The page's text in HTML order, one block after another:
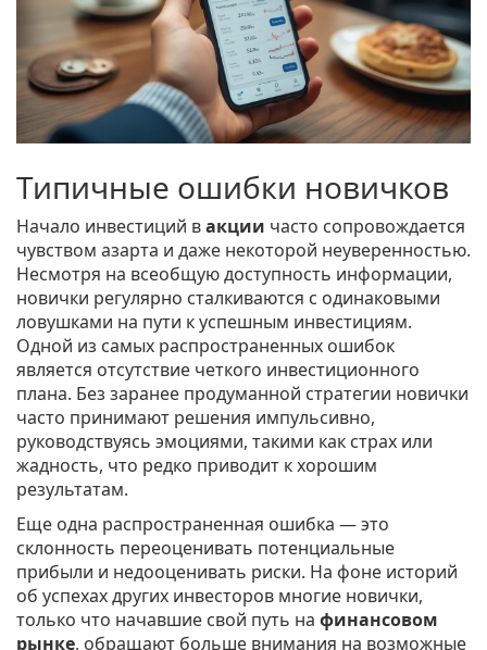
Типичные ошибки новичков
Начало инвестиций вакции часто сопровождается
чувством азарта и даже некоторой неуверенностью.
Несмотря на всеобщую доступность информации,
новички регулярно сталкиваются с одинаковыми
ловушками на пути к успешным инвестициям.
Одной из самых распространенных ошибок
является отсутствие четкого инвестиционного
плана. Без заранее продуманной стратегии новички
часто принимают решения импульсивно,
руководствуясь эмоциями, такими как страх или
жадность, что редко приводит к хорошим
результатам.
Еще одна распространенная ошибка — это
склонность переоценивать потенциальные
прибыли и недооценивать риски. На фоне историй
об успехах других инвесторов многие новички,
только что начавшие свой путь на финансовом
рынке, обращают больше внимания на возможные